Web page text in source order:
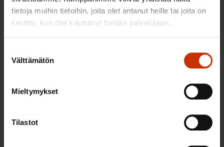
tietoja muihin tietoihin, joita olet antanut heille tai joita on
kerätty, kun olet käyttänyt heidän palvelujaan.
valinta
Välttämätön
Mieltymykset
Tilastot
19.3.2025 Uutiset
kitkevän työryhmän tulos on pettymys